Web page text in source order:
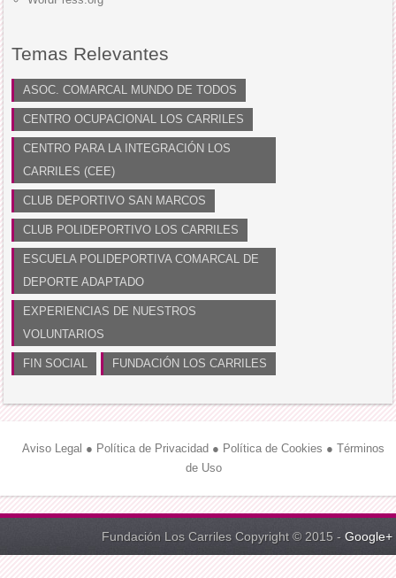
Temas Relevantes
ASOC. COMARCAL MUNDO DE TODOS
CENTRO OCUPACIONAL LOS CARRILES
CENTRO PARA LA INTEGRACIÓN LOS
CARRILES (CEE)
CLUB DEPORTIVO SAN MARCOS
CLUB POLIDEPORTIVO LOS CARRILES
ESCUELA POLIDEPORTIVA COMARCAL DE
DEPORTE ADAPTADO
EXPERIENCIAS DE NUESTROS
VOLUNTARIOS
FIN SOCIAL FUNDACIÓN LOS CARRILES
Aviso Legal ● Política de Privacidad ● Política de Cookies ●Términos
de Uso
Fundación Los Carriles Copyright © 2015 - Google+